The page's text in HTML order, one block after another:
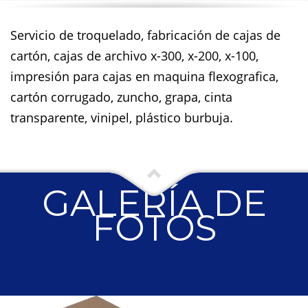
Servicio de troquelado, fabricación de cajas de
cartón, cajas de archivo x-300, x-200, x-100,
impresión para cajas en maquina flexografica,
cartón corrugado, zuncho, grapa, cinta
transparente, vinipel, plástico burbuja.
GALERÍA DE
FOTOS